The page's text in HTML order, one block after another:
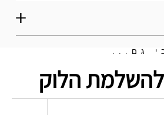
גם...
הלוק